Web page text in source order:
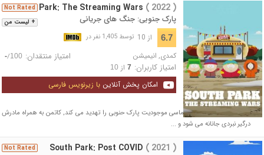
+ لیست من
Not Rated
South Park: The Streaming Wars ( 2022 )
پارک جنوبی: جنگ های جریانی
6.7 از 10 توسط 1,405 نفر در
کمدی, انیمیشن امتیاز منتقدان: -/100
امتیاز کاربران: 7از 10
امکان پخش آنلاین با زیرنویس فارسی
در حالی که یک درگیری حماسی موجودیت پارک حنوبی را تهدید می کند, کاتمن به همراه مادرش
درگیر نبردی جانانه می شود و ...
Not Rated South Park: Post COVID ( 2021 )